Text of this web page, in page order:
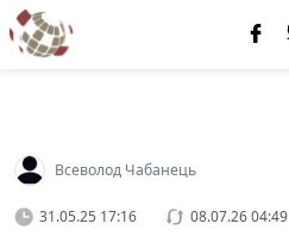
Всеволод Чабанець
31.05.25 17:16 08.07.26 04:49